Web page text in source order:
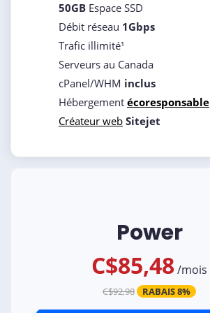
50GB Espace SSD
Débit réseau 1Gbps
Trafic illimité¹
Serveurs au Canada
cPanel/WHM inclus
Hébergement écoresponsable
Créateur web Sitejet
Power
C$85,48/mois
C$92,98 RABAIS 8%